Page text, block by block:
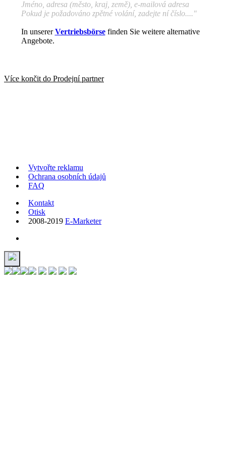
Jméno, adresa (město, kraj, země), e-mailová adresa
Pokud je požadováno zpětné volání, zadejte ní číslo...."
In unsererVertriebsbörsefinden Sie weitere alternative
Angebote.
Více končit do Prodejní partner
Vytvořte reklamu
Ochrana osobních údajů
FAQ
Kontakt
Otisk
2008-2019 E-Marketer